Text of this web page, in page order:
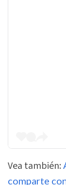
Vea también:
comparte